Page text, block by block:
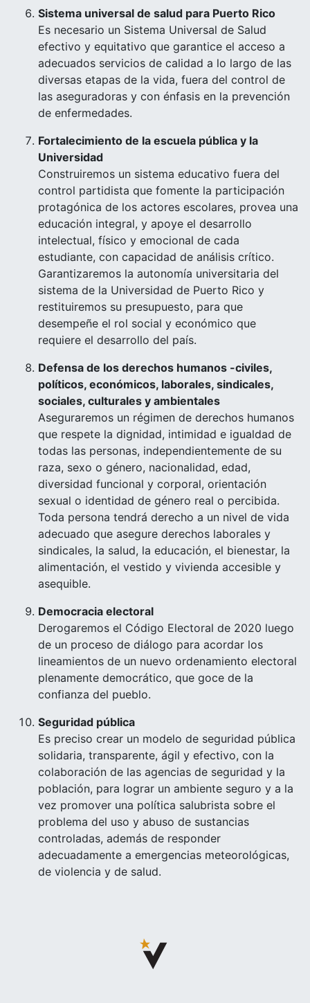
Sistema universal de salud para Puerto Rico
Es necesario un Sistema Universal de Salud
efectivo y equitativo que garantice el acceso a
adecuados servicios de calidad a lo largo de las
diversas etapas de la vida, fuera del control de
las aseguradoras y con énfasis en la prevención
de enfermedades.
Fortalecimiento de la escuela pública y la
Universidad
Construiremos un sistema educativo fuera del
control partidista que fomente la participación
protagónica de los actores escolares, provea una
educación integral, y apoye el desarrollo
intelectual, físico y emocional de cada
estudiante, con capacidad de análisis crítico.
Garantizaremos la autonomía universitaria del
sistema de la Universidad de Puerto Rico y
restituiremos su presupuesto, para que
desempeñe el rol social y económico que
requiere el desarrollo del país.
Defensa de los derechos humanos -civiles,
políticos, económicos, laborales, sindicales,
sociales, culturales y ambientales
Aseguraremos un régimen de derechos humanos
que respete la dignidad, intimidad e igualdad de
todas las personas, independientemente de su
raza, sexo o género, nacionalidad, edad,
diversidad funcional y corporal, orientación
sexual o identidad de género real o percibida.
Toda persona tendrá derecho a un nivel de vida
adecuado que asegure derechos laborales y
sindicales, la salud, la educación, el bienestar, la
alimentación, el vestido y vivienda accesible y
asequible.
Democracia electoral
Derogaremos el Código Electoral de 2020 luego
de un proceso de diálogo para acordar los
lineamientos de un nuevo ordenamiento electoral
plenamente democrático, que goce de la
confianza del pueblo.
Seguridad pública
Es preciso crear un modelo de seguridad pública
solidaria, transparente, ágil y efectivo, con la
colaboración de las agencias de seguridad y la
población, para lograr un ambiente seguro y a la
vez promover una política salubrista sobre el
problema del uso y abuso de sustancias
controladas, además de responder
adecuadamente a emergencias meteorológicas,
de violencia y de salud.